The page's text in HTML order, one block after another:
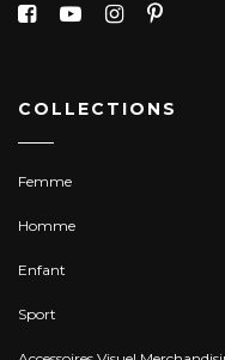
COLLECTIONS
Femme
Homme
Enfant
Sport